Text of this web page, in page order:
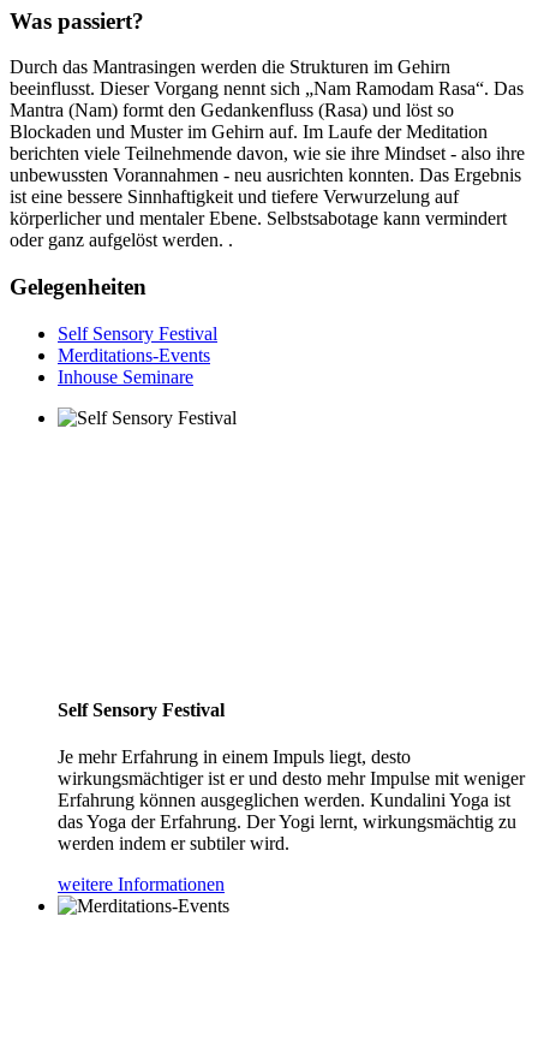
Was passiert?
Durch das Mantrasingen werden die Strukturen im Gehirn
beeinflusst. Dieser Vorgang nennt sich „Nam Ramodam Rasa“. Das
Mantra (Nam) formt den Gedankenfluss (Rasa) und löst so
Blockaden und Muster im Gehirn auf. Im Laufe der Meditation
berichten viele Teilnehmende davon, wie sie ihre Mindset - also ihre
unbewussten Vorannahmen - neu ausrichten konnten. Das Ergebnis
ist eine bessere Sinnhaftigkeit und tiefere Verwurzelung auf
körperlicher und mentaler Ebene. Selbstsabotage kann vermindert
oder ganz aufgelöst werden. .
Gelegenheiten
Self Sensory Festival
Merditations-Events
Inhouse Seminare
Self Sensory Festival
Je mehr Erfahrung in einem Impuls liegt, desto
wirkungsmächtiger ist er und desto mehr Impulse mit weniger
Erfahrung können ausgeglichen werden. Kundalini Yoga ist
das Yoga der Erfahrung. Der Yogi lernt, wirkungsmächtig zu
werden indem er subtiler wird.
weitere Informationen